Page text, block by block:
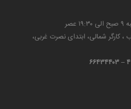
، کارگر شمالی، ابتدای نصرت غربی،
۴ – ۶۶۴۳۴۴۰۳